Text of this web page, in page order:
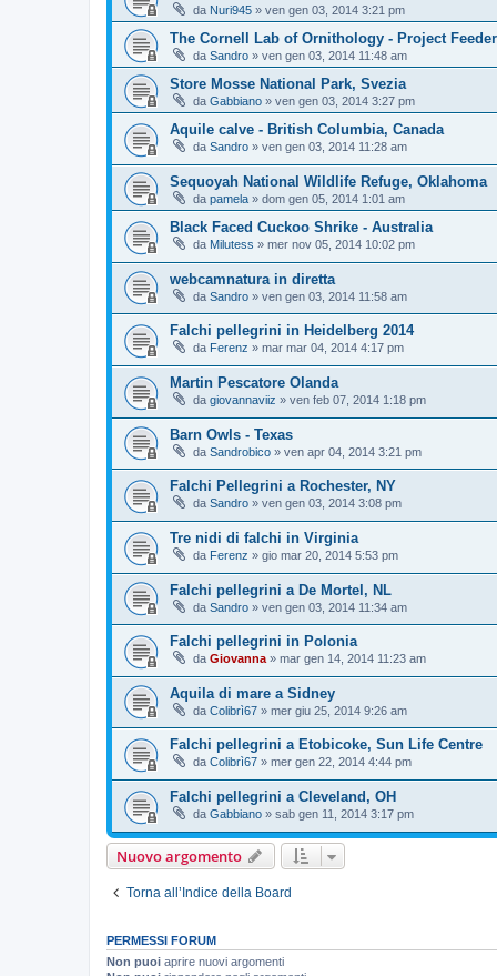
da Nuri945 » ven gen 03, 2014 3:21 pm
The Cornell Lab of Ornithology - Project
da Sandro » ven gen 03, 2014 11:48 am
Store Mosse National Park, Svezia
da Gabbiano » ven gen 03, 2014 3:27 pm
Aquile calve - British Columbia, Canada
da Sandro » ven gen 03, 2014 11:28 am
Sequoyah National Wildlife Refuge, Oklahoma
da pamela » dom gen 05, 2014 1:01 am
Black Faced Cuckoo Shrike - Australia
da Milutess » mer nov 05, 2014 10:02 pm
webcamnatura in diretta
da Sandro » ven gen 03, 2014 11:58 am
Falchi pellegrini in Heidelberg 2014
da Ferenz » mar mar 04, 2014 4:17 pm
Martin Pescatore Olanda
da giovannaviiz » ven feb 07, 2014 1:18 pm
Barn Owls - Texas
da Sandrobico » ven apr 04, 2014 3:21 pm
Falchi Pellegrini a Rochester, NY
da Sandro » ven gen 03, 2014 3:08 pm
Tre nidi di falchi in Virginia
da Ferenz » gio mar 20, 2014 5:53 pm
Falchi pellegrini a De Mortel, NL
da Sandro » ven gen 03, 2014 11:34 am
Falchi pellegrini in Polonia
da Giovanna » mar gen 14, 2014 11:23 am
Aquila di mare a Sidney
da Colibrì67 » mer giu 25, 2014 9:26 am
Falchi pellegrini a Etobicoke, Sun Life Centre
da Colibrì67 » mer gen 22, 2014 4:44 pm
Falchi pellegrini a Cleveland, OH
da Gabbiano » sab gen 11, 2014 3:17 pm
Nuovo argomento
Torna all’Indice della Board
PERMESSI FORUM
Non puoi aprire nuovi argomenti